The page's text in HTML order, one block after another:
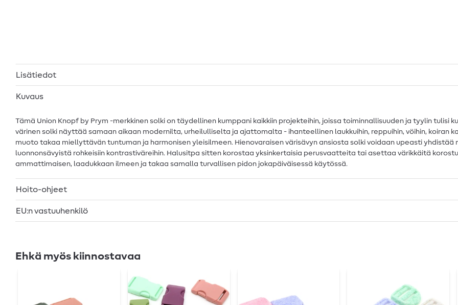
Lisätiedot
Kuvaus
Tämä Union Knopf by Prym -merkkinen solki on täydellinen kumppani kaikkiin projekteihin, joissa toiminnallisuuden ja tyylin tulisi
värinen solki näyttää samaan aikaan modernilta, urheilulliselta ja ajattomalta - ihanteellinen laukkuihin, reppuihin, vöihin, koiran
muoto takaa miellyttävän tuntuman ja harmonisen yleisilmeen. Hienovaraisen värisävyn ansiosta solki voidaan upeasti yhdistää
luonnonsävyistä rohkeisiin kontrastiväreihin. Halusitpa sitten korostaa yksinkertaisia perusvaatteita tai asettaa värikkäitä
ammattimaisen, laadukkaan ilmeen ja takaa samalla turvallisen pidon jokapäiväisessä käytössä.
Hoito-ohjeet
EU:n vastuuhenkilö
Ehkä myös kiinnostavaa